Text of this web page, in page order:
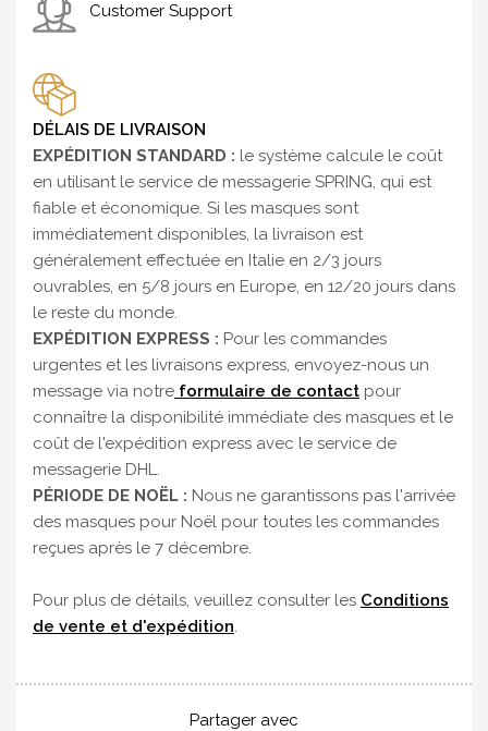
Customer Support
DÉLAIS DE LIVRAISON
EXPÉDITION STANDARD : le système calcule le coût
en utilisant le service de messagerie SPRING, qui est
fiable et économique. Si les masques sont
immédiatement disponibles, la livraison est
généralement effectuée en Italie en 2/3 jours
ouvrables, en 5/8 jours en Europe, en 12/20 jours dans
le reste du monde.
EXPÉDITION EXPRESS : Pour les commandes
urgentes et les livraisons express, envoyez-nous un
message via notre formulaire de contact pour
connaître la disponibilité immédiate des masques et le
coût de l'expédition express avec le service de
messagerie DHL.
PÉRIODE DE NOËL : Nous ne garantissons pas l'arrivée
des masques pour Noël pour toutes les commandes
reçues après le 7 décembre.
Pour plus de détails, veuillez consulter les Conditions
de vente et d'expédition.
Partager avec